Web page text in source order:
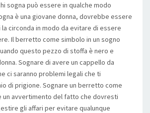
sogna può essere in qualche modo
è una giovane donna, dovrebbe essere
circonda in modo da evitare di essere
Il berretto come simbolo in un sogno
questo pezzo di stoffa è nero e
Sognare di avere un cappello da
ci saranno problemi legali che ti
di prigione. Sognare un berretto come
avvertimento del fatto che dovresti
gli affari per evitare qualunque